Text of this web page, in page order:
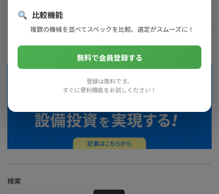
検索
比較機能
複数の機械を並べてスペックを比較。選定がスムーズに！
無料で会員登録する
登録は無料です。
すぐに便利機能をお試しください！